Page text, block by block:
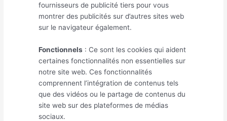
fournisseurs de publicité tiers pour vous
montrer des publicités sur d’autres sites web
sur le navigateur également.
Fonctionnels: Ce sont les cookies qui aident
certaines fonctionnalités non essentielles sur
notre site web. Ces fonctionnalités
comprennent l’intégration de contenus tels
que des vidéos ou le partage de contenus du
site web sur des plateformes de médias
sociaux.